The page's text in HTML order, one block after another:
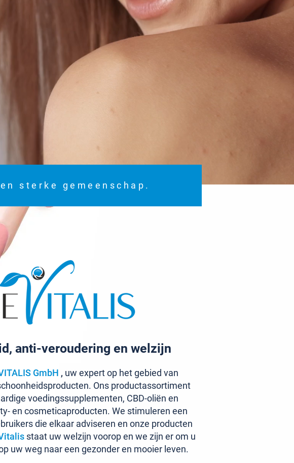
sterke gemeenschap.
anti-veroudering en welzijn
GmbH ,uw expert op het gebied van
Ons productassortiment
voedingssupplementen, CBD-oliën en
en cosmeticaproducten. We stimuleren een
die elkaar adviseren en onze producten
staat uw welzijn voorop en we zijn er om u
uw weg naar een gezonder en mooier leven.